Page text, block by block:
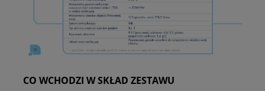
CO WCHODZI W SKŁAD ZESTAWU